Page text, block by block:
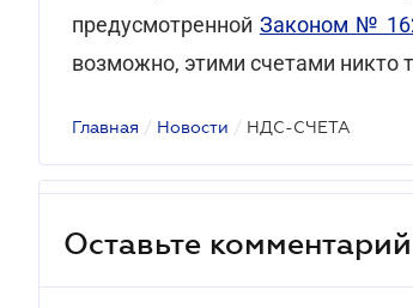
предусмотренной Законом №
возможно, этими счетами никто
Главная / Новости / НДС-СЧЕТА
Оставьте комментарий